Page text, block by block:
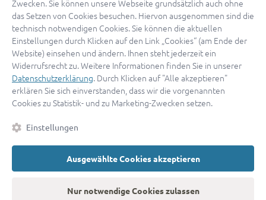
Sign in with Google
By continuing, you are indicating that you accept ourTerms of
ServiceandPrivacy Policy.
Sie haben noch keinen Zugang?Hier registrieren
oder als Anwalt registrieren.
© 2026 advocado
Zwecken. Sie können unsere Webseite grundsätzlich auch ohne
das Setzen von Cookies besuchen. Hiervon ausgenommen sind die
technisch notwendigen Cookies. Sie können die aktuellen
Einstellungen durch Klicken auf den Link „Cookies“ (am Ende der
Website) einsehen und ändern. Ihnen steht jederzeit ein
Widerrufsrecht zu. Weitere Informationen finden Sie in unserer
Datenschutzerklärung. Durch Klicken auf "Alle akzeptieren"
erklären Sie sich einverstanden, dass wir die vorgenannten
Cookies zu Statistik- und zu Marketing-Zwecken setzen.
Einstellungen
Ausgewählte Cookies akzeptieren
Nur notwendige Cookies zulassen